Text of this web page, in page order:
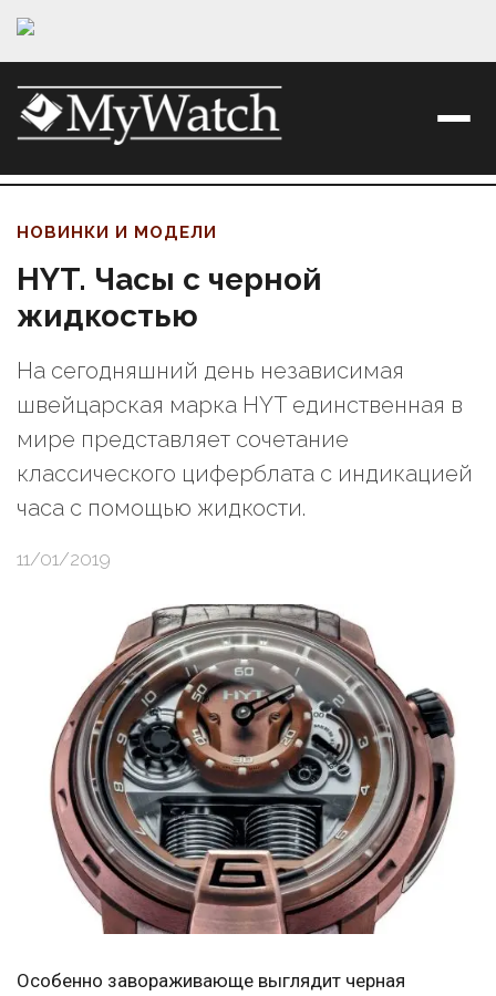
НОВИНКИ И МОДЕЛИ
HYT. Часы с черной
жидкостью
На сегодняшний день независимая
швейцарская марка HYT единственная в
мире представляет сочетание
классического циферблата с индикацией
часа с помощью жидкости.
11/01/2019
Особенно завораживающе выглядит черная